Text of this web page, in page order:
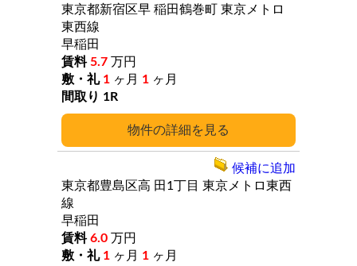
詳細
東京都新宿区早 稲田鶴巻町 東京メトロ
東西線
早稲田
5.7 万円
1 ヶ月 1 ヶ月
1R
東京都豊島区高 田1丁目 東京メトロ東西
線
早稲田
6.0 万円
1 ヶ月 1 ヶ月
候補に追加